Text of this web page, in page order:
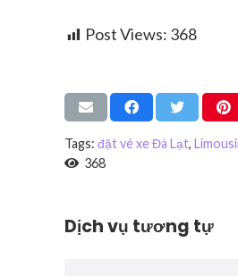
Post Views: 368
Tags: đặt vé xe Đà Lạt,
368
Dịch vụ tương tự